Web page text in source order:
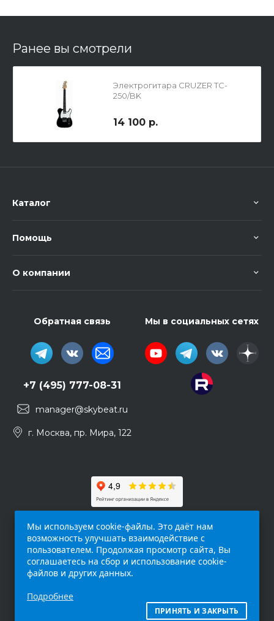
Ранее вы смотрели
Электрогитара CRUZER TC-
250/BK
14 100 р.
Каталог
Помощь
О компании
Обратная связь
+7 (495) 777-08-31
manager@skybeat.ru
г. Москва, пр. Мира, 122
Мы в социальных сетях
интернет-сайт (
исключительно информационный характер и
Мы используем cookie-файлы. Это даёт нам
возможность улучшать взаимодействие с
пользователем. Продолжая просмотр сайта, Вы
соглашаетесь на сбор и использование cookie-
файлов и других данных.
Подробнее
ПРИНЯТЬ И ЗАКРЫТЬ